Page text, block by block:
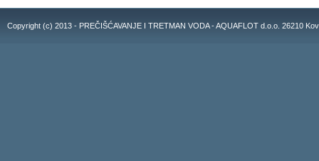
Copyright (c) 2013 - PREČIŠĆAVANJE I TRETMAN VODA - AQUAFLOT d.o.o. 26210